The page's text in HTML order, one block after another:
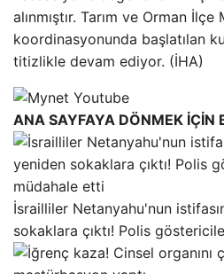
alınmıştır. Tarım ve Orman İlçe
koordinasyonunda başlatılan
titizlikle devam ediyor. (İHA)
ANA SAYFAYA DÖNMEK İÇİN
İsrailliler Netanyahu'nun
sokaklara çıktı! Polis